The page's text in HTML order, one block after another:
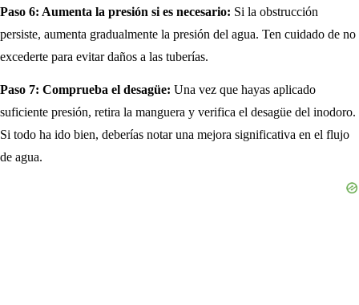
Paso 6: Aumenta la presión si es necesario: Si la obstrucción
persiste, aumenta gradualmente la presión del agua. Ten cuidado de no
excederte para evitar daños a las tuberías.
Paso 7: Comprueba el desagüe: Una vez que hayas aplicado
suficiente presión, retira la manguera y verifica el desagüe del inodoro.
Si todo ha ido bien, deberías notar una mejora significativa en el flujo
de agua.